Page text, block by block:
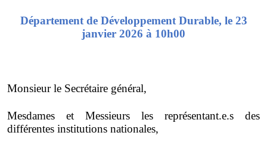
Département de Développement Durable, le 23
janvier 2026 à 10h00
Monsieur le Secrétaire général,
Mesdames et Messieurs les représentant.e.s des
différentes institutions nationales,